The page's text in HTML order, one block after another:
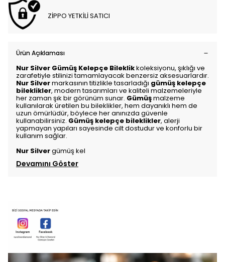
ZİPPO YETKİLİ SATICI
Ürün Açıklaması
Nur Silver Gümüş Kelepçe Bileklikkoleksiyonu, şıklığı ve
zarafetiyle stilinizi tamamlayacak benzersiz aksesuarlardır.
Nur Silvermarkasının titizlikle tasarladığı gümüş kelepçe
bileklikler, modern tasarımları ve kaliteli malzemeleriyle
her zaman şık bir görünüm sunar. Gümüşmalzeme
kullanılarak üretilen bu bileklikler, hem dayanıklı hem de
uzun ömürlüdür, böylece her anınızda güvenle
kullanabilirsiniz. Gümüş kelepçe bileklikler, alerji
yapmayan yapıları sayesinde cilt dostudur ve konforlu bir
kullanım sağlar.
Nur Silvergümüş kel
Devamını Göster